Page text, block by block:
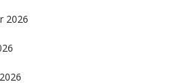
2026